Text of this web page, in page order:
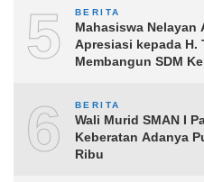
5 BERITA
Mahasiswa Nelayan
Apresiasi kepada H.
Membangun SDM
6 BERITA
Wali Murid SMAN I
Keberatan Adanya
Ribu